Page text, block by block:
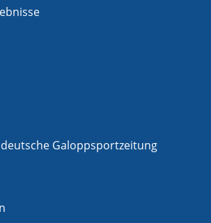
Galoppsportzeitung